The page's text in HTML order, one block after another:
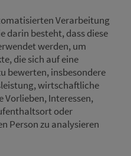
Verarbeitung
darin besteht, dass diese
werden, um
die sich auf eine
bewerten, insbesondere
wirtschaftliche
Vorlieben, Interessen,
oder
Person zu analysieren